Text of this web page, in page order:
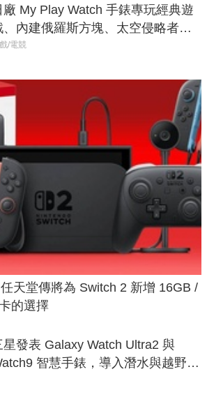
廠 My Play Watch 手錶專玩經典遊
、內建俄羅斯方塊、太空侵略者，
過竟然不能連手機？
/電競
天堂傳將為 Switch 2 新增 16GB /
的選擇
星發表 Galaxy Watch Ultra2 與
智慧手錶，導入潛水與越野跑